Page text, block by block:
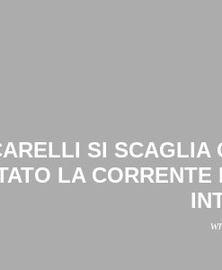
SI SCAGLIA
LA CORRENTE